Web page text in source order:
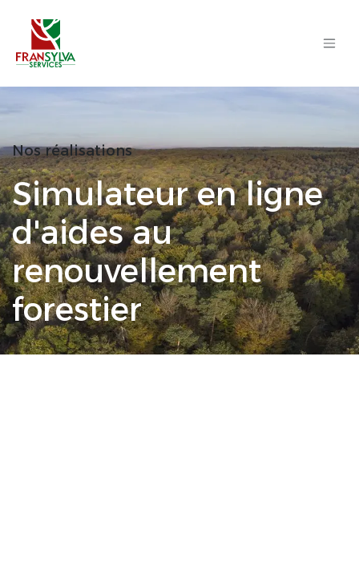
Nos réalisations
Simulateur en ligne
d'aides au
renouvellement
forestier